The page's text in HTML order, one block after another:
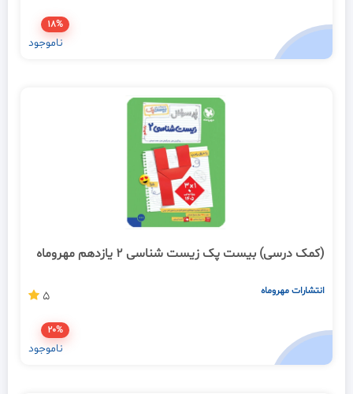
18%
ناموجود
(کمک درسی) بیست پک زیست شناسی 2 یازدهم مهروماه
انتشارات مهروماه 5
20%
ناموجود